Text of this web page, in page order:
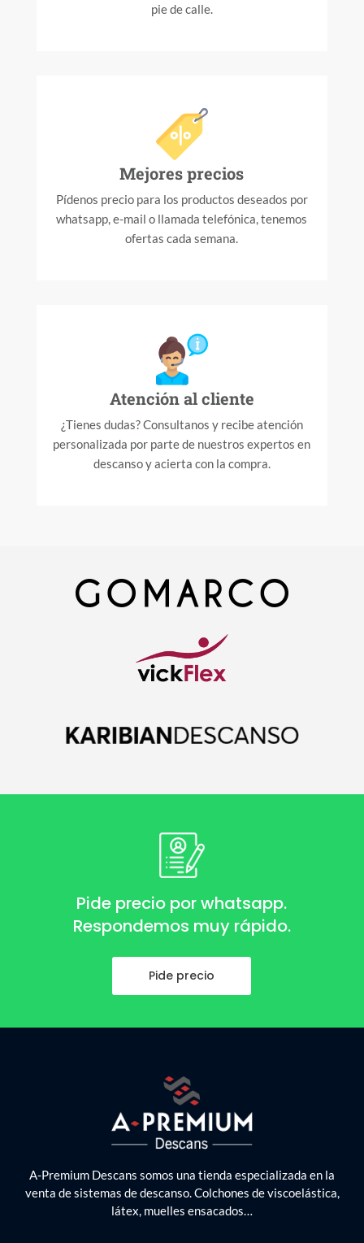
pie de calle.
Mejores precios
Pídenos precio para los productos deseados por
whatsapp, e-mail o llamada telefónica, tenemos
ofertas cada semana.
Atención al cliente
¿Tienes dudas? Consultanos y recibe atención
personalizada por parte de nuestros expertos en
descanso y acierta con la compra.
Pide precio por whatsapp.
Respondemos muy rápido.
Pide precio
A-Premium Descans somos una tienda especializada en la
venta de sistemas de descanso. Colchones de viscoelástica,
látex, muelles ensacados…